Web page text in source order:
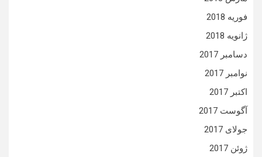
فوریه 2018
ژانویه 2018
دسامبر 2017
نوامبر 2017
اکتبر 2017
آگوست 2017
جولای 2017
ژوئن 2017